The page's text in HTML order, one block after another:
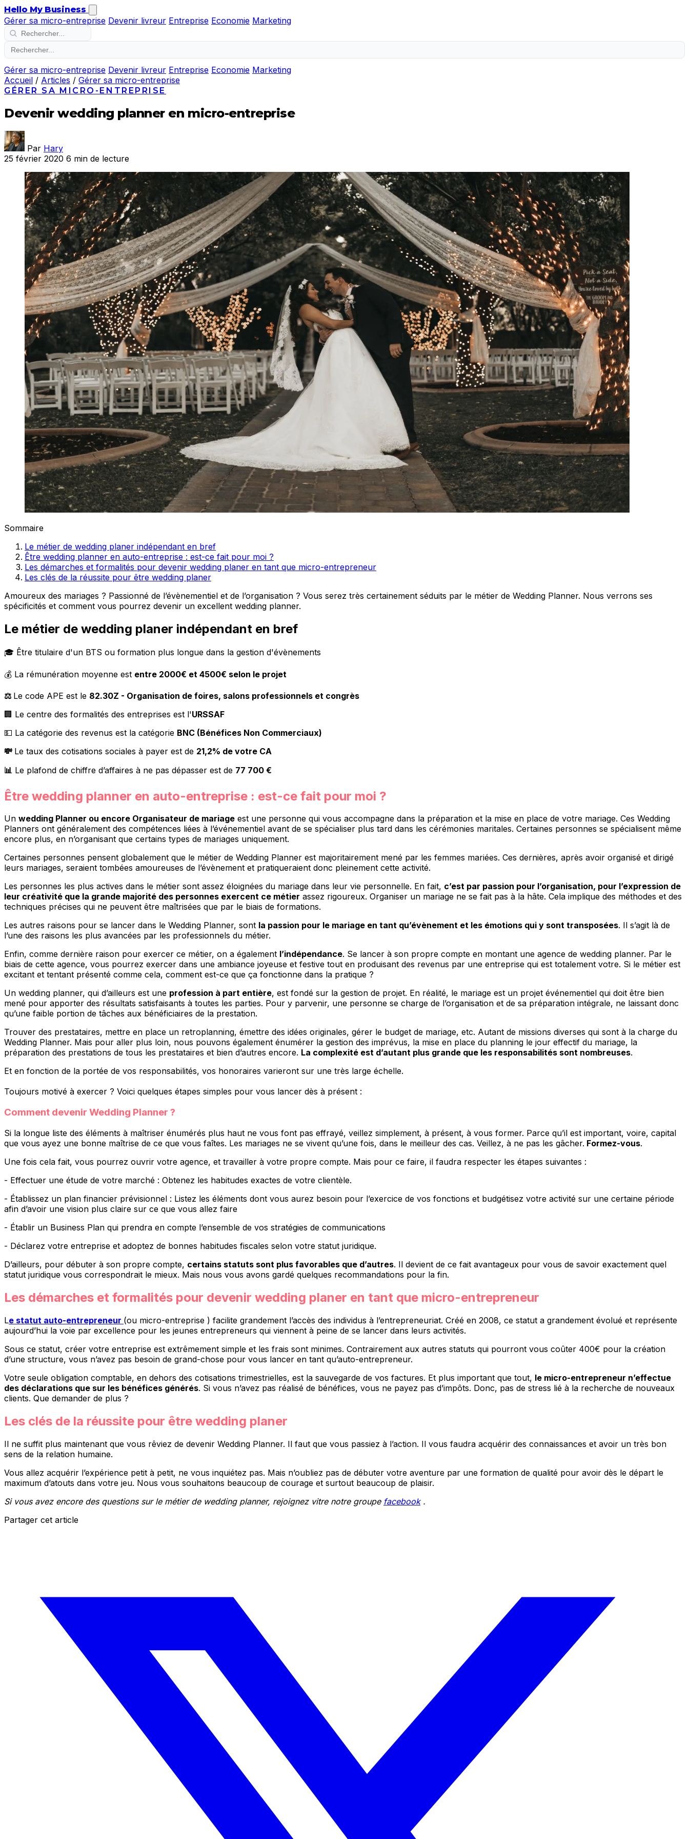
Hello My Business
Gérer sa micro-entreprise Devenir livreur Entreprise Economie Marketing
Gérer sa micro-entreprise Devenir livreur Entreprise Economie Marketing
Accueil / Articles / Gérer sa micro-entreprise
GÉRER SA MICRO-ENTREPRISE
Devenir wedding planner en micro-entreprise
Par Hary
25 février 2020 6 min de lecture
Sommaire
Le métier de wedding planer indépendant en bref
Être wedding planner en auto-entreprise : est-ce fait pour moi ?
Les démarches et formalités pour devenir wedding planer en tant que micro-entrepreneur
Les clés de la réussite pour être wedding planer
Amoureux des mariages ? Passionné de l’évènementiel et de l’organisation ? Vous serez très certainement séduits par le métier de Wedding Planner. Nous verrons ses
spécificités et comment vous pourrez devenir un excellent wedding planner.
Le métier de wedding planer indépendant en bref
🎓 Être titulaire d'un BTS ou formation plus longue dans la gestion d'évènements
💰 La rémunération moyenne est entre 2000€ et 4500€ selon le projet
⚖ Le code APE est le 82.30Z - Organisation de foires, salons professionnels et congrès
🏢 Le centre des formalités des entreprises est l'URSSAF
💵 La catégorie des revenus est la catégorie BNC (Bénéfices Non Commerciaux)
💸 Le taux des cotisations sociales à payer est de 21,2% de votre CA
📊 Le plafond de chiffre d’affaires à ne pas dépasser est de 77 700 €
Être wedding planner en auto-entreprise : est-ce fait pour moi ?
Un wedding Planner ou encore Organisateur de mariage est une personne qui vous accompagne dans la préparation et la mise en place de votre mariage. Ces Wedding
Planners ont généralement des compétences liées à l’événementiel avant de se spécialiser plus tard dans les cérémonies maritales. Certaines personnes se spécialisent même
encore plus, en n’organisant que certains types de mariages uniquement.
Certaines personnes pensent globalement que le métier de Wedding Planner est majoritairement mené par les femmes mariées. Ces dernières, après avoir organisé et dirigé
leurs mariages, seraient tombées amoureuses de l’évènement et pratiqueraient donc pleinement cette activité.
Les personnes les plus actives dans le métier sont assez éloignées du mariage dans leur vie personnelle. En fait, c’est par passion pour l’organisation, pour l’expression de
leur créativité que la grande majorité des personnes exercent ce métier assez rigoureux. Organiser un mariage ne se fait pas à la hâte. Cela implique des méthodes et des
techniques précises qui ne peuvent être maîtrisées que par le biais de formations.
Les autres raisons pour se lancer dans le Wedding Planner, sont la passion pour le mariage en tant qu’évènement et les émotions qui y sont transposées. Il s’agit là de
l’une des raisons les plus avancées par les professionnels du métier.
Enfin, comme dernière raison pour exercer ce métier, on a également l’indépendance. Se lancer à son propre compte en montant une agence de wedding planner. Par le
biais de cette agence, vous pourrez exercer dans une ambiance joyeuse et festive tout en produisant des revenus par une entreprise qui est totalement votre. Si le métier est
excitant et tentant présenté comme cela, comment est-ce que ça fonctionne dans la pratique ?
Un wedding planner, qui d’ailleurs est une profession à part entière, est fondé sur la gestion de projet. En réalité, le mariage est un projet événementiel qui doit être bien
mené pour apporter des résultats satisfaisants à toutes les parties. Pour y parvenir, une personne se charge de l’organisation et de sa préparation intégrale, ne laissant donc
qu’une faible portion de tâches aux bénéficiaires de la prestation.
Trouver des prestataires, mettre en place un retroplanning, émettre des idées originales, gérer le budget de mariage, etc. Autant de missions diverses qui sont à la charge du
Wedding Planner. Mais pour aller plus loin, nous pouvons également énumérer la gestion des imprévus, la mise en place du planning le jour effectif du mariage, la
préparation des prestations de tous les prestataires et bien d’autres encore. La complexité est d’autant plus grande que les responsabilités sont nombreuses.
Et en fonction de la portée de vos responsabilités, vos honoraires varieront sur une très large échelle.
Toujours motivé à exercer ? Voici quelques étapes simples pour vous lancer dès à présent :
Comment devenir Wedding Planner ?
Si la longue liste des éléments à maîtriser énumérés plus haut ne vous font pas effrayé, veillez simplement, à présent, à vous former. Parce qu’il est important, voire, capital
que vous ayez une bonne maîtrise de ce que vous faîtes. Les mariages ne se vivent qu’une fois, dans le meilleur des cas. Veillez, à ne pas les gâcher. Formez-vous.
Une fois cela fait, vous pourrez ouvrir votre agence, et travailler à votre propre compte. Mais pour ce faire, il faudra respecter les étapes suivantes :
- Effectuer une étude de votre marché : Obtenez les habitudes exactes de votre clientèle.
- Établissez un plan financier prévisionnel : Listez les éléments dont vous aurez besoin pour l’exercice de vos fonctions et budgétisez votre activité sur une certaine période
afin d’avoir une vision plus claire sur ce que vous allez faire
- Établir un Business Plan qui prendra en compte l’ensemble de vos stratégies de communications
- Déclarez votre entreprise et adoptez de bonnes habitudes fiscales selon votre statut juridique.
D’ailleurs, pour débuter à son propre compte, certains statuts sont plus favorables que d’autres. Il devient de ce fait avantageux pour vous de savoir exactement quel
statut juridique vous correspondrait le mieux. Mais nous vous avons gardé quelques recommandations pour la fin.
Les démarches et formalités pour devenir wedding planer en tant que micro-entrepreneur
Le statut auto-entrepreneur (ou micro-entreprise ) facilite grandement l’accès des individus à l’entrepreneuriat. Créé en 2008, ce statut a grandement évolué et représente
aujourd’hui la voie par excellence pour les jeunes entrepreneurs qui viennent à peine de se lancer dans leurs activités.
Sous ce statut, créer votre entreprise est extrêmement simple et les frais sont minimes. Contrairement aux autres statuts qui pourront vous coûter 400€ pour la création
d’une structure, vous n’avez pas besoin de grand-chose pour vous lancer en tant qu’auto-entrepreneur.
Votre seule obligation comptable, en dehors des cotisations trimestrielles, est la sauvegarde de vos factures. Et plus important que tout, le micro-entrepreneur n’effectue
des déclarations que sur les bénéfices générés. Si vous n’avez pas réalisé de bénéfices, vous ne payez pas d’impôts. Donc, pas de stress lié à la recherche de nouveaux
clients. Que demander de plus ?
Les clés de la réussite pour être wedding planer
Il ne suffit plus maintenant que vous rêviez de devenir Wedding Planner. Il faut que vous passiez à l’action. Il vous faudra acquérir des connaissances et avoir un très bon
sens de la relation humaine.
Vous allez acquérir l’expérience petit à petit, ne vous inquiétez pas. Mais n’oubliez pas de débuter votre aventure par une formation de qualité pour avoir dès le départ le
maximum d’atouts dans votre jeu. Nous vous souhaitons beaucoup de courage et surtout beaucoup de plaisir.
Si vous avez encore des questions sur le métier de wedding planner, rejoignez vitre notre groupe facebook.
Partager cet article